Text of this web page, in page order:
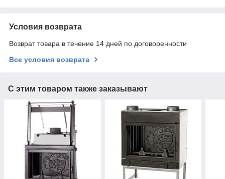
Условия возврата
Возврат товара в течение 14 дней по договоренности
Все условия возврата
С этим товаром также заказывают